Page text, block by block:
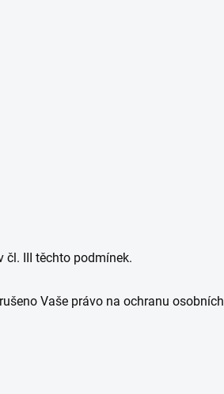
čl. III těchto podmínek.
Vaše právo na ochranu osobních